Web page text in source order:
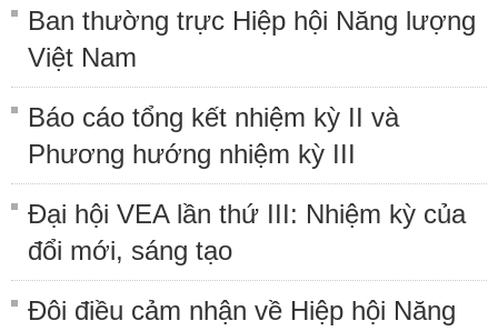
Ban thường trực Hiệp hội Năng lượng
Việt Nam
Báo cáo tổng kết nhiệm kỳ II và
Phương hướng nhiệm kỳ III
Đại hội VEA lần thứ III: Nhiệm kỳ của
đổi mới, sáng tạo
Đôi điều cảm nhận về Hiệp hội Năng